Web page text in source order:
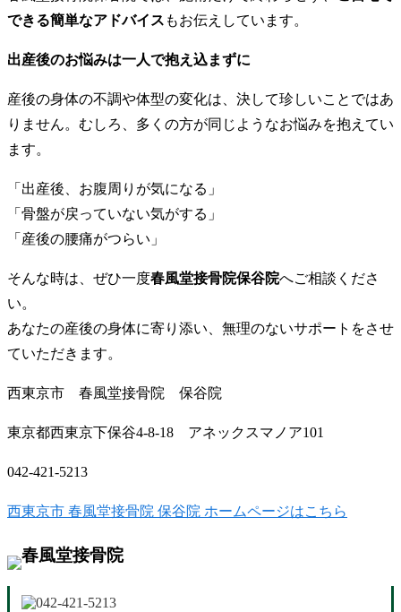
できる簡単なアドバイス もお伝えしています。
出産後のお悩みは一人で抱え込まずに
産後の身体の不調や体型の変化は、決して珍しいことではあ
りません。むしろ、多くの方が同じようなお悩みを抱えてい
ます。
「出産後、お腹周りが気になる」
「骨盤が戻っていない気がする」
「産後の腰痛がつらい」
そんな時は、ぜひ一度春風堂接骨院保谷院へご相談くださ
い。
あなたの産後の身体に寄り添い、無理のないサポートをさせ
ていただきます。
西東京市 春風堂接骨院 保谷院
東京都西東京下保谷4-8-18 アネックスマノア101
042-421-5213
西東京市 春風堂接骨院 保谷院 ホームページはこちら